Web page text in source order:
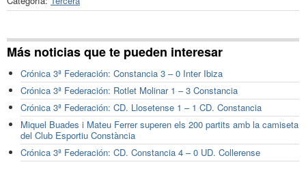
Más noticias que te pueden interesar
Crónica 3ª Federación: Constancia 3 – 0 Inter Ibiza
Crónica 3ª Federación: Rotlet Molinar 1 – 3 Constancia
Crónica 3ª Federación: CD. Llosetense 1 – 1 CD. Constancia
Miquel Buades i Mateu Ferrer superen els 200 partits amb la camiseta
del Club Esportiu Constància
Crónica 3ª Federación: CD. Constancia 4 – 0 UD. Collerense